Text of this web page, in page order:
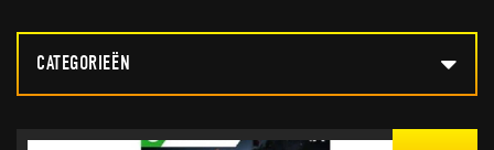
CATEGORIEËN